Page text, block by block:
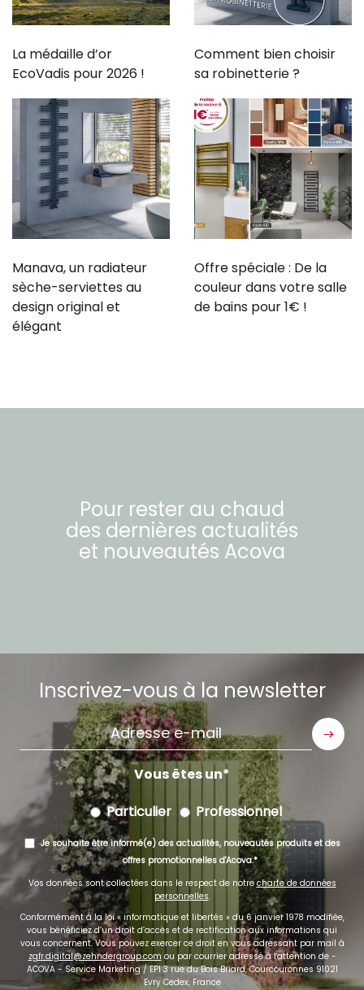
La médaille d’or
EcoVadis pour 2026 !
Comment bien choisir
sa robinetterie ?
Manava, un radiateur
sèche-serviettes au
design original et
élégant
Offre spéciale : De la
couleur dans votre salle
de bains pour 1€ !
Pour rester au chaud
des dernières actualités
et nouveautés Acova
Inscrivez-vous à la newsletter
Adresse
e-
mail
Vous êtes un
Particulier
Professionnel
Je souhaite être informé(e) des actualités, nouveautés produits et des
offres promotionnelles d'Acova.
Vos données sont collectées dans le respect de notre charte de données
personnelles.
Conformément à la loi « informatique et libertés » du 6 janvier 1978 modifiée,
vous bénéficiez d’un droit d’accès et de rectification aux informations qui
vous concernent. Vous pouvez exercer ce droit en vous adressant par mail à
zgfr.digital@zehndergroup.com ou par courrier adressé à l'attention de -
ACOVA - Service Marketing / EPI 3 rue du Bois Briard, Courcouronnes 91021
Evry Cedex, France